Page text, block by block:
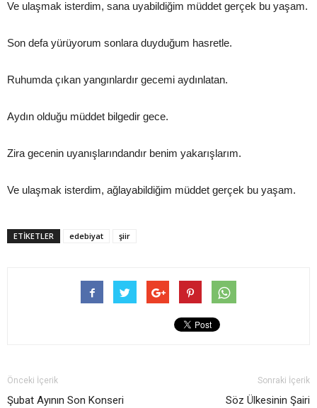
Ve ulaşmak isterdim, sana uyabildiğim müddet gerçek bu yaşam.
Son defa yürüyorum sonlara duyduğum hasretle.
Ruhumda çıkan yangınlardır gecemi aydınlatan.
Aydın olduğu müddet bilgedir gece.
Zira gecenin uyanışlarındandır benim yakarışlarım.
Ve ulaşmak isterdim, ağlayabildiğim müddet gerçek bu yaşam.
ETİKETLER edebiyat şiir
Önceki İçerik
Şubat Ayının Son Konseri
Sonraki İçerik
Söz Ülkesinin Şairi